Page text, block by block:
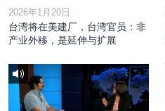
2026年1月20日
台湾将在美建厂，台湾官员：非
产业外移，是延伸与扩展